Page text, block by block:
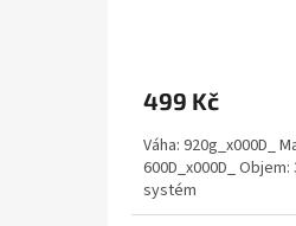
499 Kč
Váha: 920g_x000D_
600D_x000D_
systém